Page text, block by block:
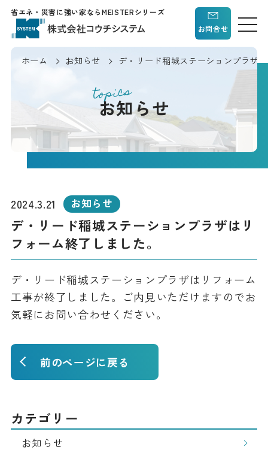
省エネ・災害に強い家ならMEISTERシリーズ
お問合せ
ホーム お知らせ デ・リード稲城ステーションプラザ
topics
お知らせ
2024.3.21 お知らせ
デ・リード稲城ステーションプラザはリ
フォーム終了しました。
デ・リード稲城ステーションプラザはリフォーム
工事が終了しました。ご内見いただけますのでお
気軽にお問い合わせください。
前のページに戻る
カテゴリー
お知らせ